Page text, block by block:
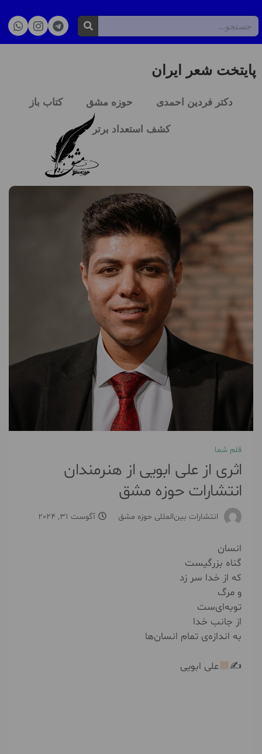
پایتخت شعر ایران
دکتر فردین احمدی حوزه مشق کتاب باز
کشف استعداد برتر
قلم شما
اثری از علی ابویی از هنرمندان
انتشارات حوزه مشق
انتشارات بین‌المللی حوزه مشق آگوست 31, 2024
انسان
گناه بزرگیست
که از خدا سر زد
و مرگ
توبه‌ای‌ست
از جانب خدا
به اندازه‌ی تمام انسان‌ها
✍ علی ابویی